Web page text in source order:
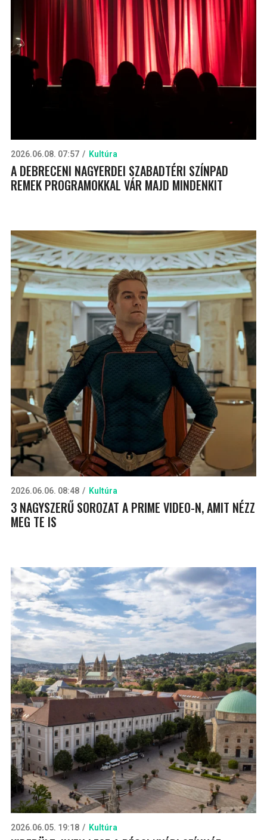
2026.06.08. 07:57 Kultúra
A DEBRECENI NAGYERDEI SZABADTÉRI SZÍNPAD
REMEK PROGRAMOKKAL VÁR MAJD MINDENKIT
2026.06.06. 08:48 Kultúra
3 NAGYSZERŰ SOROZAT A PRIME VIDEO-N, AMIT NÉZZ
MEG TE IS
2026.06.05. 19:18 Kultúra